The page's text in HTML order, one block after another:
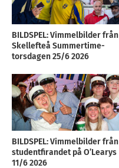
BILDSPEL: Vimmelbilder från
Skellefteå Summertime-
torsdagen 25/6 2026
BILDSPEL: Vimmelbilder från
studentfirandet på O’Learys
11/6 2026